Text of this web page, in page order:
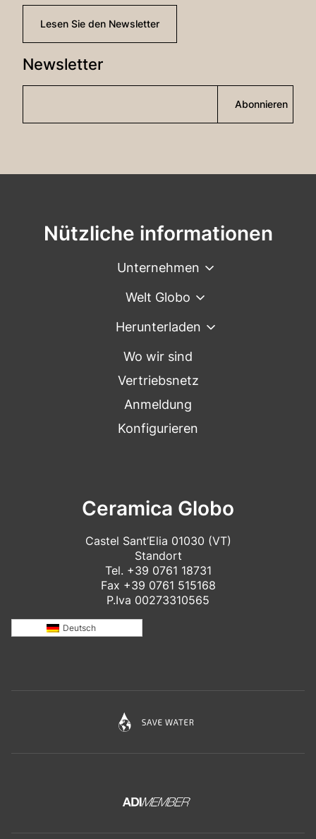
Lesen Sie den Newsletter
Newsletter
Abonnieren
Nützliche informationen
Unternehmen
Welt Globo
Herunterladen
Wo wir sind
Vertriebsnetz
Anmeldung
Konfigurieren
Ceramica Globo
Castel Sant’Elia 01030 (VT)
Standort
Tel. +39 0761 18731
Fax +39 0761 515168
P.Iva 00273310565
Deutsch